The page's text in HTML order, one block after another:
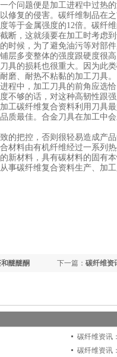
个问题便是加工进程中过热
修复的侵害。碳纤维制品在
等于金属强度的12倍。碳纤
断，这就须要在加工时考虑
候，为了避免油污等对部件
层多变整体的强度跟硬度很
具的损耗也很重大。因为此
磨、耐热不粘黏的加工刀具。
中，加工刀具的前角应选恰
不够的话，对这种高韧性跟
工碳纤维复合资料利用刀具
质最佳。合金刀具在加工中
把控，否则很轻易造成产品
材料由有机纤维经过一系列
新材料，具有碳材料的固有
事碳纤维复合资料生产、加
下一篇： 碳纤维资
醚醚酮
碳纤维资讯
碳纤维资讯